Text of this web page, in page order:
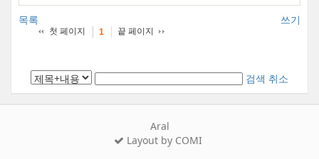
목록 쓰기
첫 페이지 1 끝 페이지
검색 취소
Aral
Layout by COMI